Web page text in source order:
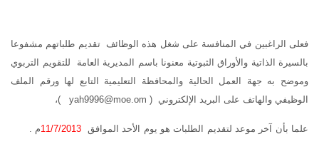
فعلى الراغبين في المنافسة على شغل هذه الوظائف تقديم طلباتهم مشفوعا
بالسيرة الذاتية والأوراق الثبوتية معنونا باسم المديرية العامة للتقويم التربوي
وموضح به جهة العمل الحالية والمحافظة التعليمية التابع لها ورقم الملف
الوظيفي والهاتف على البريد الإلكتروني ( yah9996@moe.om )،
علما بأن آخر موعد لتقديم الطلبات هو يوم الأحد الموافق 11/7/2013م .